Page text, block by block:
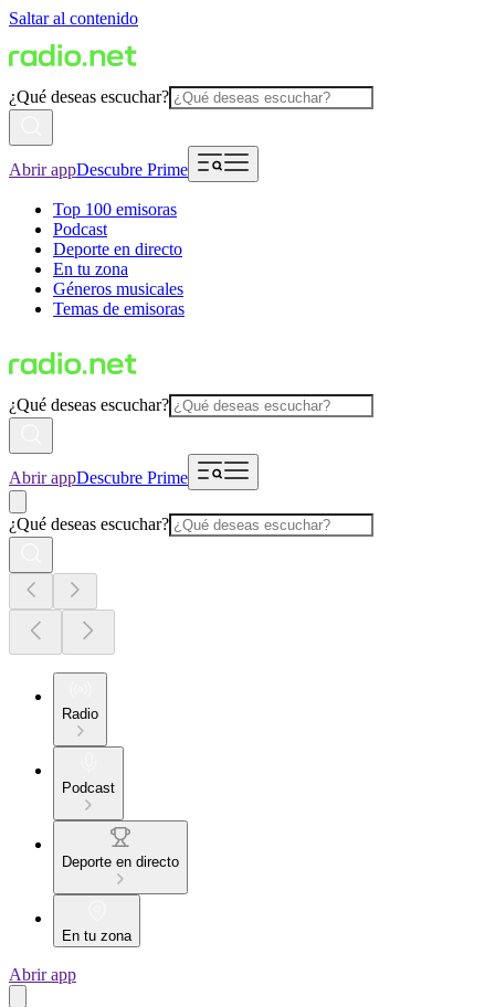
Saltar al contenido
¿Qué deseas escuchar?
Abrir appDescubre Prime
Top 100 emisoras
Podcast
Deporte en directo
En tu zona
Géneros musicales
Temas de emisoras
¿Qué deseas escuchar?
Abrir appDescubre Prime
¿Qué deseas escuchar?
Radio
Podcast
Deporte en directo
En tu zona
Abrir app